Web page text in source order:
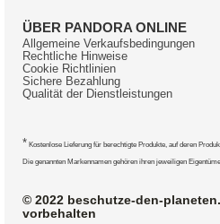
ÜBER PANDORA ONLINE
Allgemeine Verkaufsbedingungen
Rechtliche Hinweise
Cookie Richtlinien
Sichere Bezahlung
Qualität der Dienstleistungen
* Kostenlose Lieferung für berechtigte Produkte, auf deren
Die genannten Markennamen gehören ihren jeweiligen
© 2022 beschutze-den-
vorbehalten